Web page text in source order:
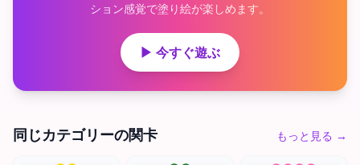
ション感覚で塗り絵が楽しめます。
▶ 今すぐ遊ぶ
同じカテゴリーの関卡 もっと見る →